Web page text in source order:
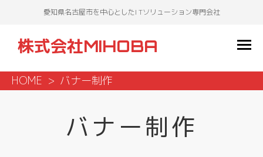
愛知県名古屋市を中心としたI Tソリューション専門会社
株式会社MIHOBA
HOME バナー制作
バナー制作